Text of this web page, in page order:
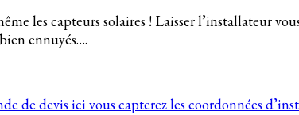
les capteurs solaires ! Laisser l’installateur
ennuyés….
de devis ici vous capterez les coordonnées